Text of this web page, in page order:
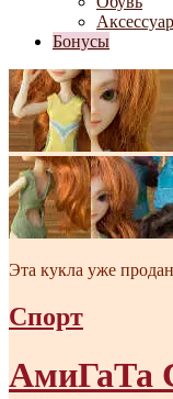
Бонусы
Эта кукла уже
Спорт
АмиГаТа